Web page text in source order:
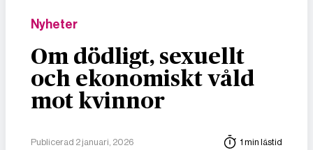
Nyheter
Om dödligt, sexuellt
och ekonomiskt våld
mot kvinnor
Publicerad 2 januari, 2026 1 min lästid